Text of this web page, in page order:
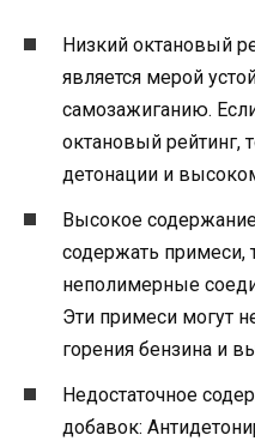
Низкий октановый
является мерой
самозажиганию.
октановый рейтинг,
детонации и
Высокое
содержать примеси,
неполимерные
Эти примеси могут
горения бензина и
Недостаточное
добавок: